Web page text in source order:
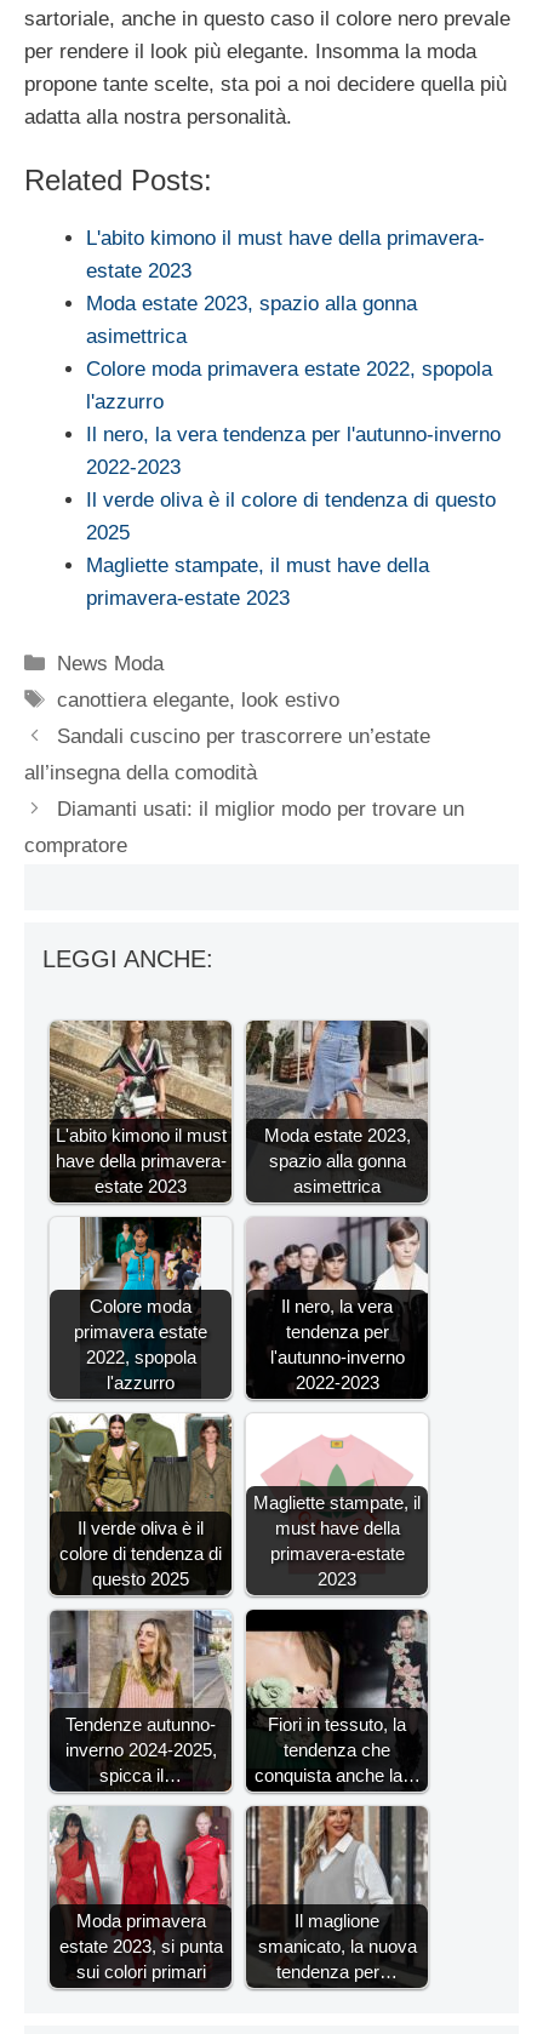
sartoriale, anche in questo caso il colore nero prevale
per rendere il look più elegante. Insomma la moda
propone tante scelte, sta poi a noi decidere quella più
adatta alla nostra personalità.
Related Posts:
L'abito kimono il must have della primavera-
estate 2023
Moda estate 2023, spazio alla gonna
asimettrica
Colore moda primavera estate 2022, spopola
l'azzurro
Il nero, la vera tendenza per l'autunno-inverno
2022-2023
Il verde oliva è il colore di tendenza di questo
2025
Magliette stampate, il must have della
primavera-estate 2023
Categorie
News Moda
Tag
canottiera elegante, look estivo
Sandali cuscino per trascorrere un’estate
all’insegna della comodità
Diamanti usati: il miglior modo per trovare un
compratore
LEGGI ANCHE:
L'abito kimono il must
have della primavera-
estate 2023
Moda estate 2023,
spazio alla gonna
asimettrica
Colore moda
primavera estate
2022, spopola
l'azzurro
Il nero, la vera
tendenza per
l'autunno-inverno
2022-2023
Il verde oliva è il
colore di tendenza di
questo 2025
Magliette stampate, il
must have della
primavera-estate
2023
Tendenze autunno-
inverno 2024-2025,
spicca il…
Fiori in tessuto, la
tendenza che
conquista anche la…
Moda primavera
estate 2023, si punta
sui colori primari
Il maglione
smanicato, la nuova
tendenza per…